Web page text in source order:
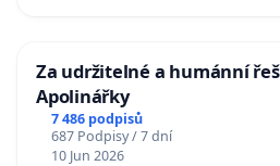
Za udržitelné a humánní
Apolinářky
7 486 podpisů
687 Podpisy / 7 dní
10 Jun 2026